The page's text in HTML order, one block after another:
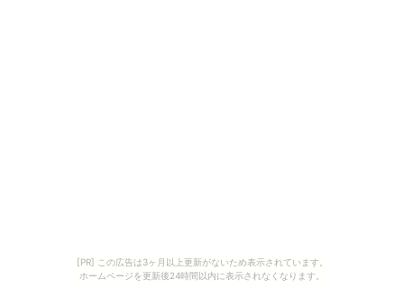
[PR] この広告は3ヶ月以上更新がないため表示されています。
ホームページを更新後24時間以内に表示されなくなります。